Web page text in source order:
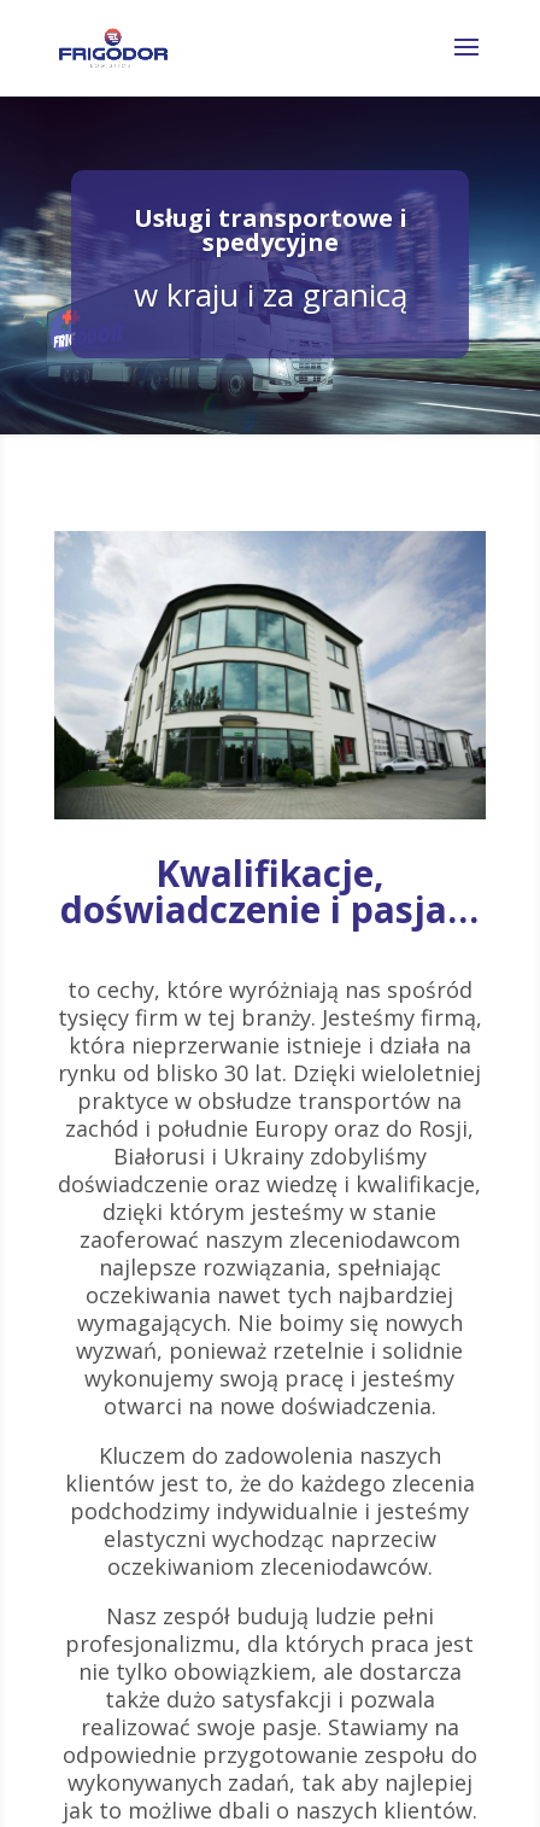
Usługi transportowe i
spedycyjne
w kraju i za granicą
Kwalifikacje,
doświadczenie i pasja…
to cechy, które wyróżniają nas spośród
tysięcy firm w tej branży. Jesteśmy firmą,
która nieprzerwanie istnieje i działa na
rynku od blisko 30 lat. Dzięki wieloletniej
praktyce w obsłudze transportów na
zachód i południe Europy oraz do Rosji,
Białorusi i Ukrainy zdobyliśmy
doświadczenie oraz wiedzę i kwalifikacje,
dzięki którym jesteśmy w stanie
zaoferować naszym zleceniodawcom
najlepsze rozwiązania, spełniając
oczekiwania nawet tych najbardziej
wymagających. Nie boimy się nowych
wyzwań, ponieważ rzetelnie i solidnie
wykonujemy swoją pracę i jesteśmy
otwarci na nowe doświadczenia.
Kluczem do zadowolenia naszych
klientów jest to, że do każdego zlecenia
podchodzimy indywidualnie i jesteśmy
elastyczni wychodząc naprzeciw
oczekiwaniom zleceniodawców.
Nasz zespół budują ludzie pełni
profesjonalizmu, dla których praca jest
nie tylko obowiązkiem, ale dostarcza
także dużo satysfakcji i pozwala
realizować swoje pasje. Stawiamy na
odpowiednie przygotowanie zespołu do
wykonywanych zadań, tak aby najlepiej
jak to możliwe dbali o naszych klientów.